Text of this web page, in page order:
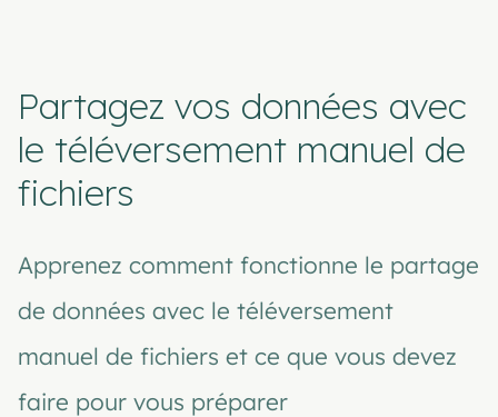
Partagez vos données avec
le téléversement manuel de
fichiers
Apprenez comment fonctionne le partage
de données avec le téléversement
manuel de fichiers et ce que vous devez
faire pour vous préparer